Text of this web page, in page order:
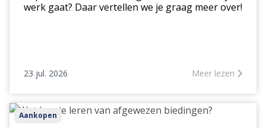
werk gaat? Daar vertellen we je graag meer over!
23 jul. 2026 Meer lezen
WatAankopen